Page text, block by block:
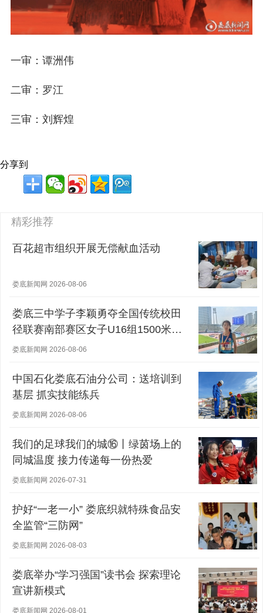
一审：谭洲伟
二审：罗江
三审：刘辉煌
分享到
精彩推荐
百花超市组织开展无偿献血活动
娄底新闻网 2026-08-06
娄底三中学子李颖勇夺全国传统校田
径联赛南部赛区女子U16组1500米冠
军
娄底新闻网 2026-08-06
中国石化娄底石油分公司：送培训到
基层 抓实技能练兵
娄底新闻网 2026-08-06
我们的足球我们的城⑯丨绿茵场上的
同城温度 接力传递每一份热爱
娄底新闻网 2026-07-31
护好“一老一小” 娄底织就特殊食品安
全监管“三防网”
娄底新闻网 2026-08-03
娄底举办“学习强国”读书会 探索理论
宣讲新模式
娄底新闻网 2026-08-01